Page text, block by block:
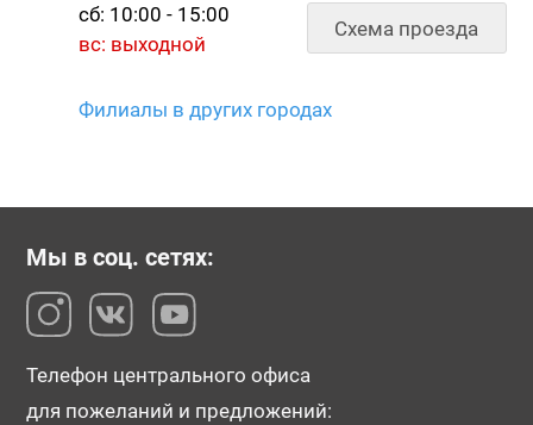
сб: 10:00 - 15:00
вс: выходной
Схема проезда
Филиалы в других городах
Мы в соц. сетях:
Телефон центрального офиса
для пожеланий и предложений: